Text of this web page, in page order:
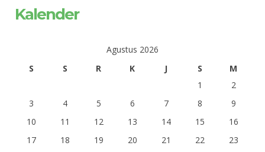
Kalender
Agustus 2026
S
S R K J S
M
1
2
3
4 5 6 7 8
9
10
11 12 13 14 15
16
17
18 19 20 21 22
23